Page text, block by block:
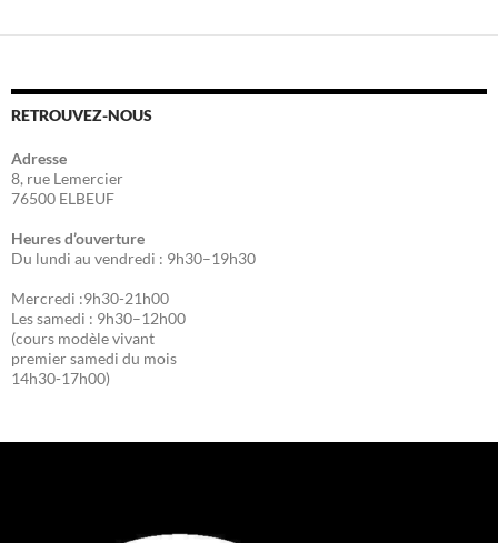
RETROUVEZ-NOUS
Adresse
8, rue Lemercier
76500 ELBEUF
Heures d’ouverture
Du lundi au vendredi : 9h30–19h30
Mercredi :9h30-21h00
Les samedi : 9h30–12h00
(cours modèle vivant
premier samedi du mois
14h30-17h00)